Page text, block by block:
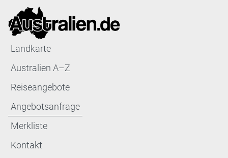
Landkarte
Australien A–Z
Reiseangebote
Angebotsanfrage
Merkliste
Kontakt